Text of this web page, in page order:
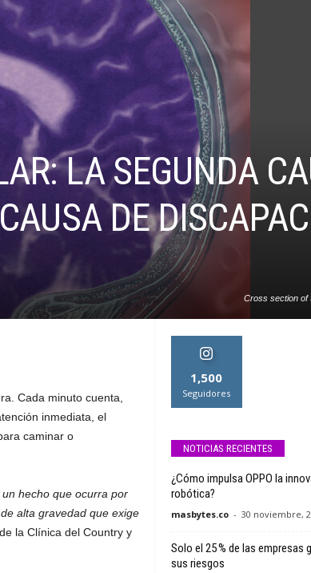
Cross section of
LA SEGUNDA
DE
Cada minuto cuenta,
inmediata, el
caminar o
hecho que ocurra por
alta gravedad que exige
la Clínica del Country y
1,500
Seguidores
NOTICIAS RECIENTES
¿Cómo impulsa OPPO la
robótica?
masbytes.co - 30 noviembre,
Solo el 25 % de las
sus riesgos